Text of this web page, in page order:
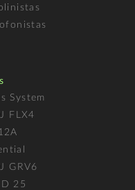
System
FLX4
GRV6
25